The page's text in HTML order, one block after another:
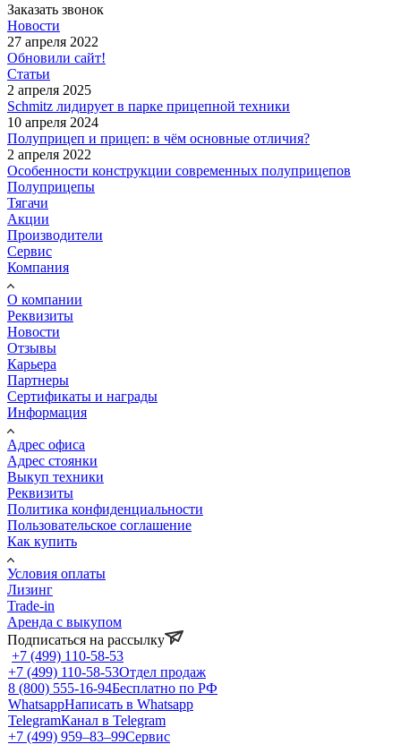
Заказать звонок
Новости
27 апреля 2022
Обновили сайт!
Статьи
2 апреля 2025
Schmitz лидирует в парке прицепной техники
10 апреля 2024
Полуприцеп и прицеп: в чём основные отличия?
2 апреля 2022
Особенности конструкции современных полуприцепов
Полуприцепы
Тягачи
Акции
Производители
Сервис
Компания
О компании
Реквизиты
Новости
Отзывы
Карьера
Партнеры
Сертификаты и награды
Информация
Адрес офиса
Адрес стоянки
Выкуп техники
Реквизиты
Политика конфиденциальности
Пользовательское соглашение
Как купить
Условия оплаты
Лизинг
Trade-in
Аренда с выкупом
Подписаться на рассылку
+7 (499) 110-58-53
+7 (499) 110-58-53Отдел продаж
8 (800) 555-16-94Бесплатно по РФ
WhatsappНаписать в Whatsapp
TelegramКанал в Telegram
+7 (499) 959‒83‒99Сервис